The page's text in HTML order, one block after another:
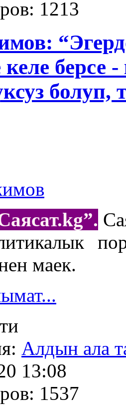
1213
берсе
”.
маек.
Алдын ала
13:08
1537